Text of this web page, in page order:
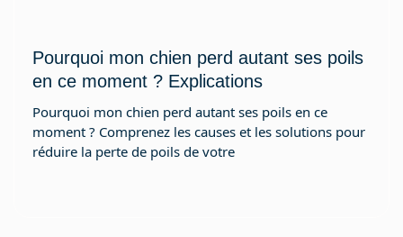
Pourquoi mon chien perd autant ses poils
en ce moment ? Explications
Pourquoi mon chien perd autant ses poils en ce
moment ? Comprenez les causes et les solutions pour
réduire la perte de poils de votre